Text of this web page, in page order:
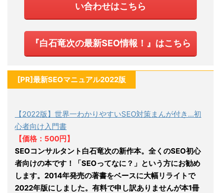
い合わせはこちら
『白石竜次の最新SEO情報！』はこちら
[PR]最新SEOマニュアル2022版
【2022版】世界一わかりやすいSEO対策まんが付き…初
心者向け入門書
【価格：500円】
SEOコンサルタント白石竜次の新作本。全くのSEO初心
者向けの本です！「SEOってなに？」という方にお勧め
します。2014年発売の著書をベースに大幅リライトで
2022年版にしました。有料で申し訳ありませんが本1冊